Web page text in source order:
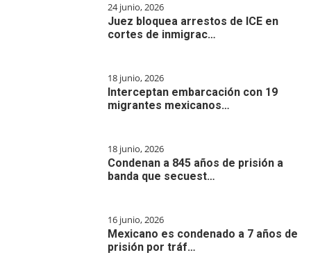
24 junio, 2026
Juez bloquea arrestos de ICE en
cortes de inmigrac…
18 junio, 2026
Interceptan embarcación con 19
migrantes mexicanos…
18 junio, 2026
Condenan a 845 años de prisión a
banda que secuest…
16 junio, 2026
Mexicano es condenado a 7 años de
prisión por tráf…